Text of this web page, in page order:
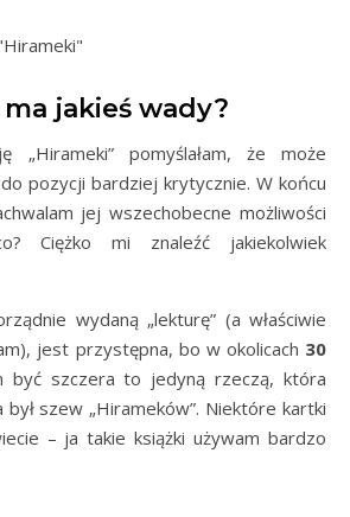
jakieś wady?
„Hirameki” pomyślałam, że może
pozycji bardziej krytycznie. W końcu
jej wszechobecne możliwości
mi znaleźć jakiekolwiek
wydaną „lekturę” (a właściwie
jest przystępna, bo w okolicach 30
być szczera to jedyną rzeczą, która
był szew „Hirameków”. Niektóre kartki
– ja takie książki używam bardzo